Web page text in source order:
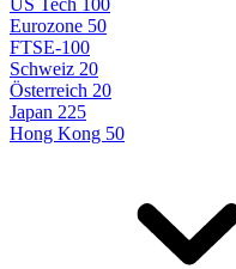
US Tech 100
Eurozone 50
FTSE-100
Schweiz 20
Österreich 20
Japan 225
Hong Kong 50